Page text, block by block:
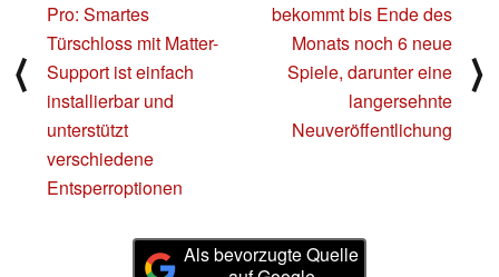
⟨
Pro: Smartes
Türschloss mit Matter-
Support ist einfach
installierbar und
unterstützt
verschiedene
Entsperroptionen
bekommt bis Ende des
Monats noch 6 neue
Spiele, darunter eine
langersehnte
Neuveröffentlichung
⟩
Als bevorzugte Quelle